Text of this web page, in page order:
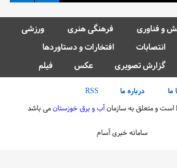
و فناوری فرهنگی هنری
ورزشی
انتصابات
افتخارات و دستاوردها
گزارش تصویری عکس فیلم
درباره ما
RSS
و متعلق به سازمانآب و برق خوزستانمی باشد
سامانه خبری آسام